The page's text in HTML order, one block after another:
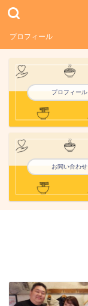
プロフィール
プロフィール
お問い合わせ